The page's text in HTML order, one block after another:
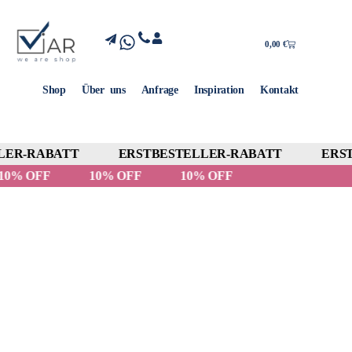
0,00 €
Shop Über uns Anfrage Inspiration Kontakt
RABATT ERSTBESTELLER-RABATT
10% OFF
10% OFF 10% OFF